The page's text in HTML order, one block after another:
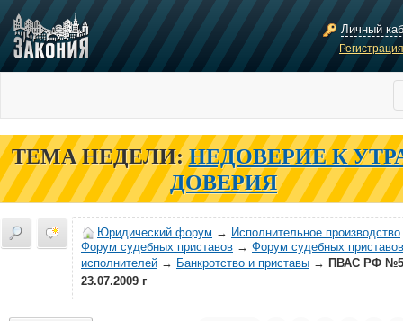
Личный
ТЕМА НЕДЕЛИ: НЕДОВЕРИЕ К
ДОВЕРИЯ
Юридический форум → Исполнительное производство
Форум судебных приставов → Форум судебных
исполнителей → Банкротство и приставы → ПВАС РФ
23.07.2009 г